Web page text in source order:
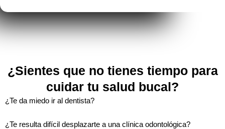
¿Sientes que no tienes tiempo para
cuidar tu salud bucal?
¿Te da miedo ir al dentista?
¿Te resulta difícil desplazarte a una clínica odontológica?